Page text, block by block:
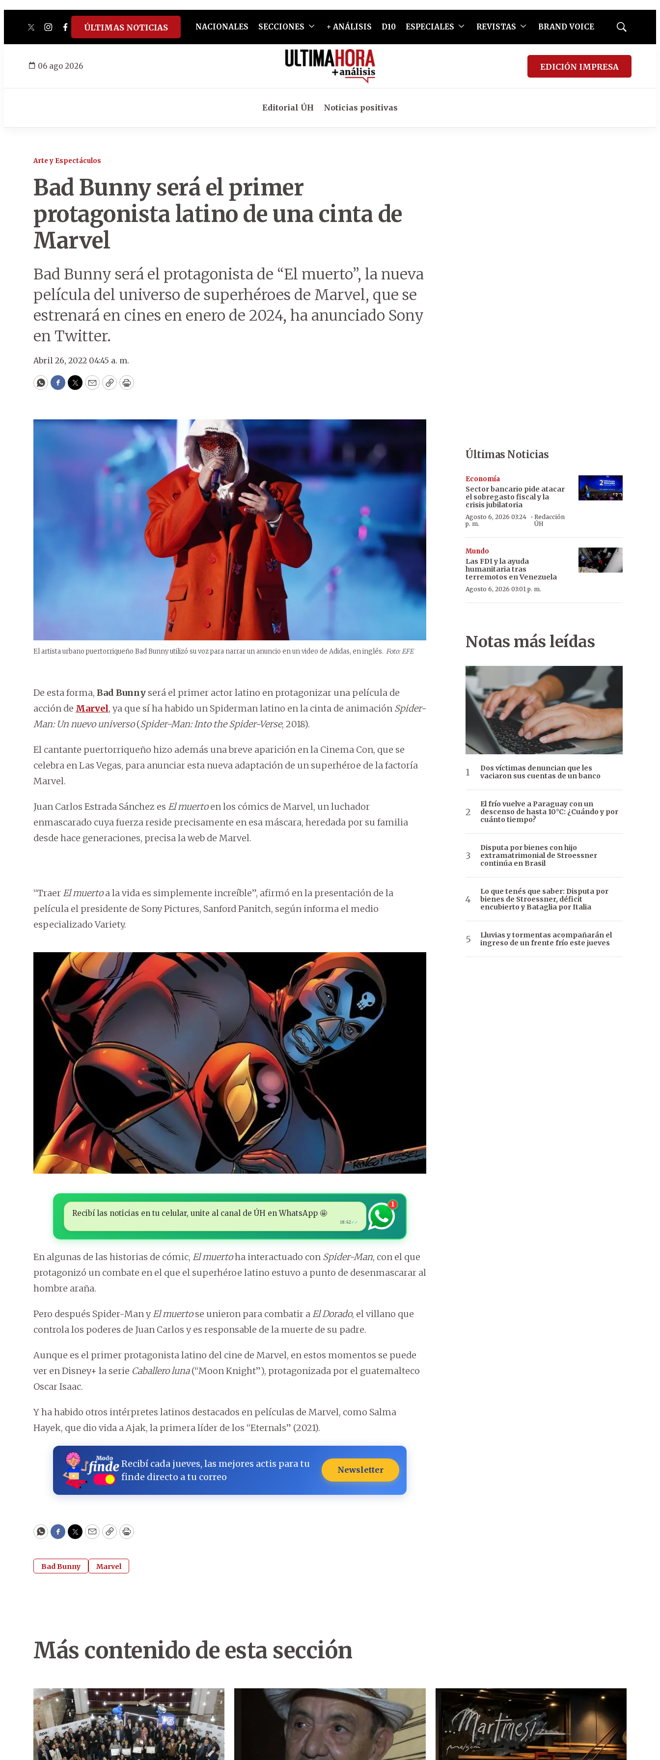
twitterinstagram
facebook
tiktokyoutube
spotify
ÚLTIMAS NOTICIAS NACIONALES SECCIONES + ANÁLISIS D10 ESPECIALES REVISTAS BRAND VOICE
Mostrar
06 ago 2026 EDICIÓN IMPRESA
Editorial ÚH Noticias positivas
Arte y Espectáculos
Bad Bunny será el primer
protagonista latino de una cinta de
Marvel
Bad Bunny será el protagonista de “El muerto”, la nueva
película del universo de superhéroes de Marvel, que se
estrenará en cines en enero de 2024, ha anunciado Sony
en Twitter.
Abril 26, 2022 04:45 a. m.
WhatsApp
Facebook
Twitter
EmailCopyPrint
El artista urbano puertorriqueño Bad Bunny utilizó su voz para narrar un anuncio en un video de Adidas, en inglés. Foto: EFE
De esta forma, Bad Bunny será el primer actor latino en protagonizar una película de
acción de Marvel, ya que sí ha habido un Spiderman latino en la cinta de animación Spider-
Man: Un nuevo universo(Spider-Man: Into the Spider-Verse, 2018).
El cantante puertorriqueño hizo además una breve aparición en la Cinema Con, que se
celebra en Las Vegas, para anunciar esta nueva adaptación de un superhéroe de la factoría
Marvel.
Juan Carlos Estrada Sánchez es El muertoen los cómics de Marvel, un luchador
enmascarado cuya fuerza reside precisamente en esa máscara, heredada por su familia
desde hace generaciones, precisa la web de Marvel.
“TraerEl muertoa la vida es simplemente increíble”, afirmó en la presentación de la
película el presidente de Sony Pictures, Sanford Panitch, según informa el medio
especializado Variety.
Recibí las noticias en tu celular, unite al canal de ÚH en WhatsApp 🤩
18:42✓✓
1
En algunas de las historias de cómic, El muertoha interactuado con Spider-Man, con el que
protagonizó un combate en el que el superhéroe latino estuvo a punto de desenmascarar al
hombre araña.
Pero después Spider-Man yEl muertose unieron para combatir aEl Dorado, el villano que
controla los poderes de Juan Carlos y es responsable de la muerte de su padre.
Aunque es el primer protagonista latino del cine de Marvel, en estos momentos se puede
ver en Disney+ la serie Caballero luna(“Moon Knight”), protagonizada por el guatemalteco
Oscar Isaac.
Y ha habido otros intérpretes latinos destacados en películas de Marvel, como Salma
Hayek, que dio vida a Ajak, la primera líder de los “Eternals” (2021).
Recibí cada jueves, las mejores actis para tu
finde directo a tu correo
Newsletter
WhatsApp
Facebook
Twitter
EmailCopyPrint
Bad Bunny Marvel
Últimas Noticias
Economía
Sector bancario pide atacar
el sobregasto fiscal y la
crisis jubilatoria
Agosto 6, 2026 03:24
p. m.
· Redacción
ÚH
Mundo
Las FDI y la ayuda
humanitaria tras
terremotos en Venezuela
Agosto 6, 2026 03:01 p. m.
Notas más leídas
Dos víctimas denuncian que les
vaciaron sus cuentas de un banco
El frío vuelve a Paraguay con un
descenso de hasta 10°C: ¿Cuándo y por
cuánto tiempo?
Disputa por bienes con hijo
extramatrimonial de Stroessner
continúa en Brasil
Lo que tenés que saber: Disputa por
bienes de Stroessner, déficit
encubierto y Bataglia por Italia
Lluvias y tormentas acompañarán el
ingreso de un frente frío este jueves
Más contenido de esta sección